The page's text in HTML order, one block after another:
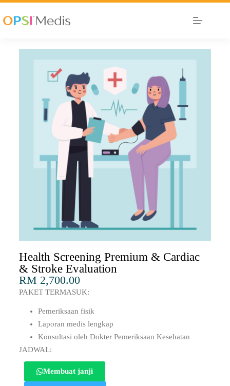
Health Screening Premium & Cardiac
& Stroke Evaluation
RM 2,700.00
PAKET TERMASUK:
Pemeriksaan fisik
Laporan medis lengkap
Konsultasi oleh Dokter Pemeriksaan Kesehatan
JADWAL:
Membuat janji